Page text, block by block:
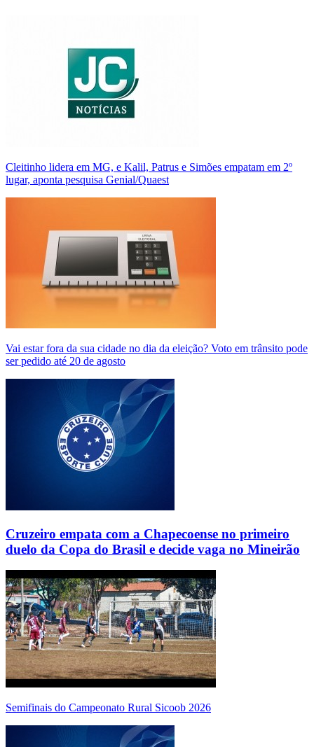
Cleitinho lidera em MG, e Kalil, Patrus e Simões empatam em 2º
lugar, aponta pesquisa Genial/Quaest
Vai estar fora da sua cidade no dia da eleição? Voto em trânsito pode
ser pedido até 20 de agosto
Cruzeiro empata com a Chapecoense no primeiro
duelo da Copa do Brasil e decide vaga no Mineirão
Semifinais do Campeonato Rural Sicoob 2026